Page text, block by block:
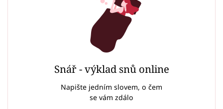
Snář - výklad snů online
Napište jedním slovem, o čem
se vám zdálo